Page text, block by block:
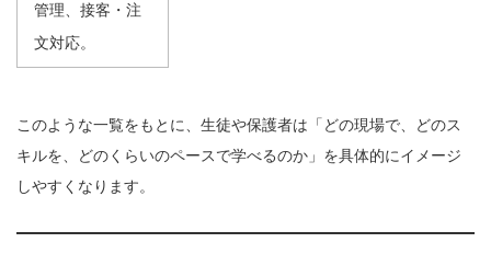
管理、接客・注
文対応。
このような一覧をもとに、生徒や保護者は「どの現場で、どのス
キルを、どのくらいのペースで学べるのか」を具体的にイメージ
しやすくなります。